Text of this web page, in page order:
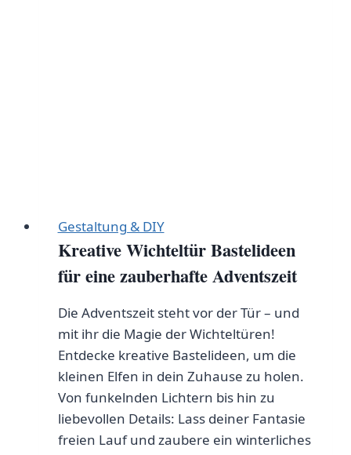
Gestaltung & DIY
Kreative Wichteltür Bastelideen
für eine zauberhafte Adventszeit
Die Adventszeit steht vor der Tür – und
mit ihr die Magie der Wichteltüren!
Entdecke kreative Bastelideen, um die
kleinen Elfen in dein Zuhause zu holen.
Von funkelnden Lichtern bis hin zu
liebevollen Details: Lass deiner Fantasie
freien Lauf und zaubere ein winterliches